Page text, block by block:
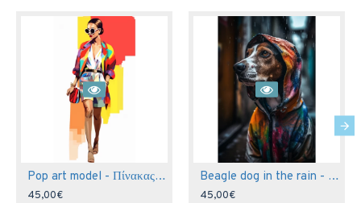
Pop art model - Πίνακας σε καμβά
45,00€
Beagle dog in the rain - Πίνακας σε καμβά
45,00€